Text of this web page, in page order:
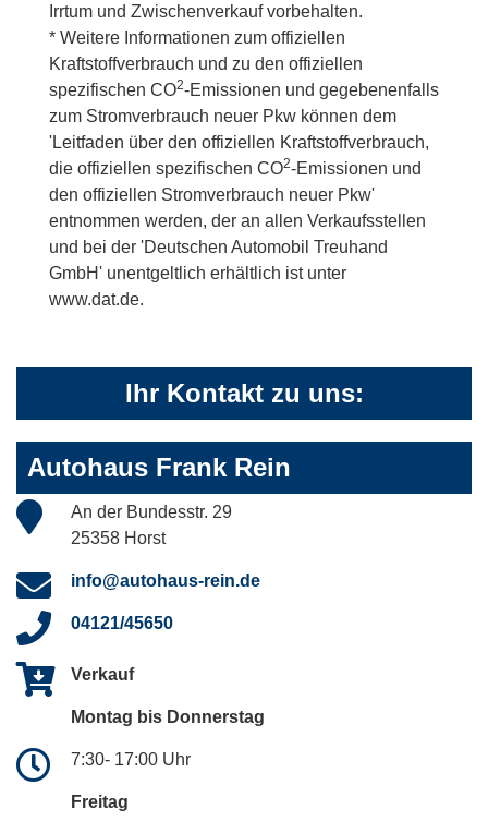
Irrtum und Zwischenverkauf vorbehalten.
* Weitere Informationen zum offiziellen
Kraftstoffverbrauch und zu den offiziellen
spezifischen CO2-Emissionen und gegebenenfalls
zum Stromverbrauch neuer Pkw können dem
'Leitfaden über den offiziellen Kraftstoffverbrauch,
die offiziellen spezifischen CO2-Emissionen und
den offiziellen Stromverbrauch neuer Pkw'
entnommen werden, der an allen Verkaufsstellen
und bei der 'Deutschen Automobil Treuhand
GmbH' unentgeltlich erhältlich ist unter
www.dat.de.
Ihr Kontakt zu uns:
Autohaus Frank Rein
An der Bundesstr. 29
25358 Horst
info@autohaus-rein.de
04121/45650
Verkauf
Montag bis Donnerstag
7:30- 17:00 Uhr
Freitag